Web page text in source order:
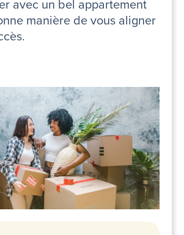
avec un bel appartement
manière de vous aligner